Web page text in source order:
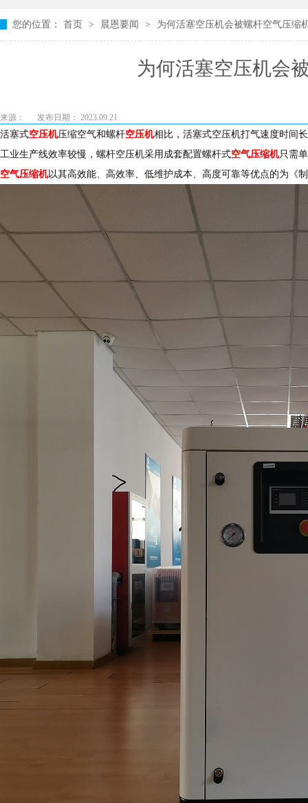
您的位置： 首页 > 晨恩要闻 > 为何活塞空压机会被螺杆空气压缩
为何活塞空压机会
来源： 发布日期： 2023.09.21
活塞式空压机压缩空气和螺杆空压机相比，活塞式空压机打气速度时间
工业生产线效率较慢，螺杆空压机采用成套配置螺杆式空气压缩机只需
空气压缩机以其高效能、高效率、低维护成本、高度可靠等优点的为《